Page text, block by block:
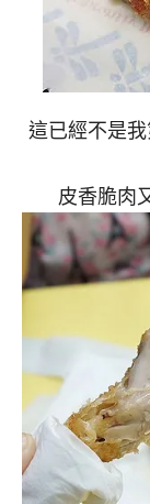
這已經不是
皮香脆肉